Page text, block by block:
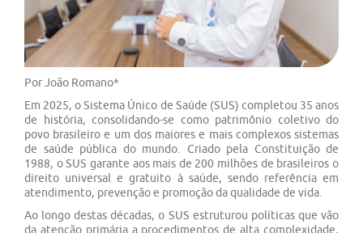
Por João Romano*
Em 2025, o Sistema Único de Saúde (SUS) completou 35 anos
de história, consolidando-se como patrimônio coletivo do
povo brasileiro e um dos maiores e mais complexos sistemas
de saúde pública do mundo. Criado pela Constituição de
1988, o SUS garante aos mais de 200 milhões de brasileiros o
direito universal e gratuito à saúde, sendo referência em
atendimento, prevenção e promoção da qualidade de vida.
Ao longo destas décadas, o SUS estruturou políticas que vão
da atenção primária a procedimentos de alta complexidade,